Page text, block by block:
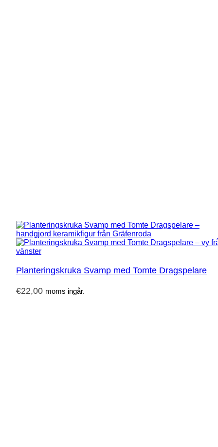
Planteringskruka Svamp med Tomte Dragspelare
€22,00 moms ingår.